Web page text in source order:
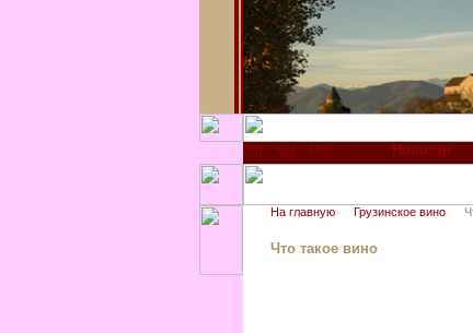
Новости
На главную Грузинское вино
Что такое вино